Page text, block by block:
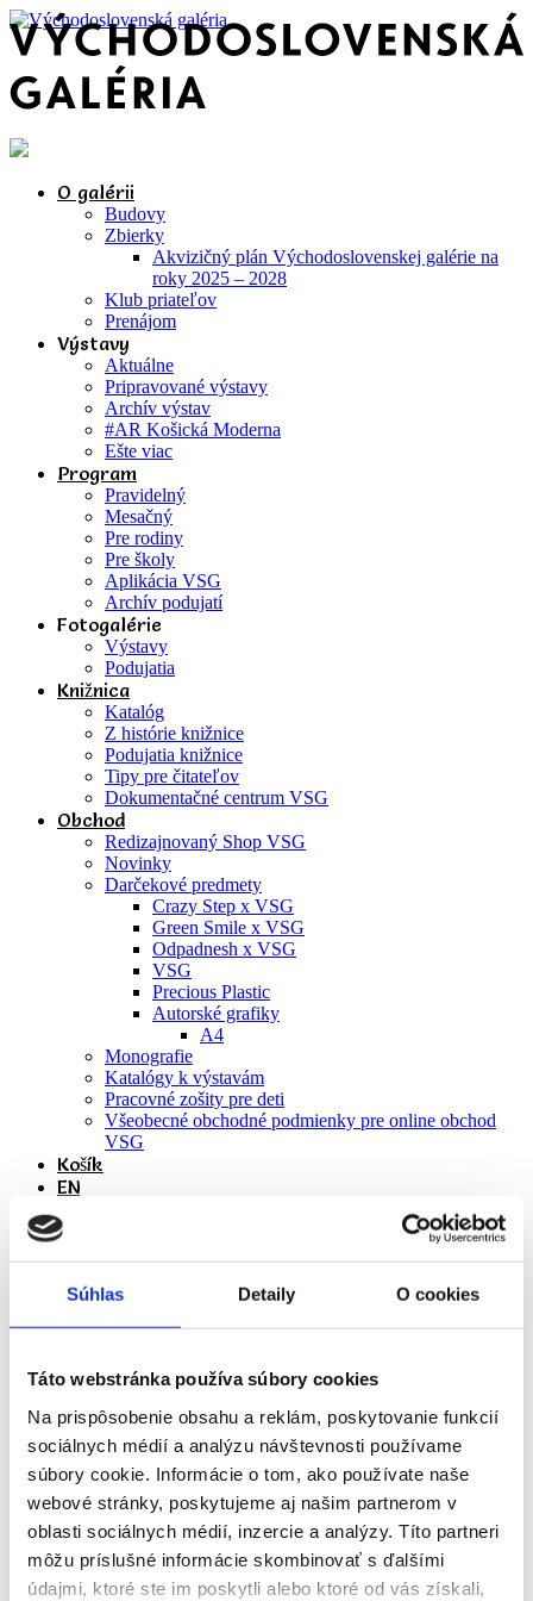
Súhlas Detaily O cookies
Táto webstránka používa súbory cookies
Na prispôsobenie obsahu a reklám, poskytovanie funkcií
sociálnych médií a analýzu návštevnosti používame
súbory cookie. Informácie o tom, ako používate naše
webové stránky, poskytujeme aj našim partnerom v
oblasti sociálnych médií, inzercie a analýzy. Títo partneri
môžu príslušné informácie skombinovať s ďalšími
údajmi, ktoré ste im poskytli alebo ktoré od vás získali,
O galérii
Budovy
Zbierky
Akvizičný plán Východoslovenskej galérie na
roky 2025 – 2028
Klub priateľov
Prenájom
Výstavy
Aktuálne
Pripravované výstavy
Archív výstav
#AR Košická Moderna
Ešte viac
Program
Pravidelný
Mesačný
Pre rodiny
Pre školy
Aplikácia VSG
Archív podujatí
Fotogalérie
Výstavy
Podujatia
Knižnica
Katalóg
Z histórie knižnice
Podujatia knižnice
Tipy pre čitateľov
Dokumentačné centrum VSG
Obchod
Redizajnovaný Shop VSG
Novinky
Darčekové predmety
Crazy Step x VSG
Green Smile x VSG
Odpadnesh x VSG
VSG
Precious Plastic
Autorské grafiky
A4
Monografie
Katalógy k výstavám
Pracovné zošity pre deti
Všeobecné obchodné podmienky pre online obchod
VSG
Košík
EN
Kolokvium Pozície expozície v
21. storočí vo
Východoslovenskej galérii
Zo života galérie
Kolokvium Pozície expozície v 21. storočí vo
Východoslovenskej galérii